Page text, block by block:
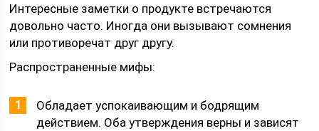
Интересные заметки о продукте встречаются
довольно часто. Иногда они вызывают сомнения
или противоречат друг другу.
Распространенные мифы:
Обладает успокаивающим и бодрящим
действием. Оба утверждения верны и зависят